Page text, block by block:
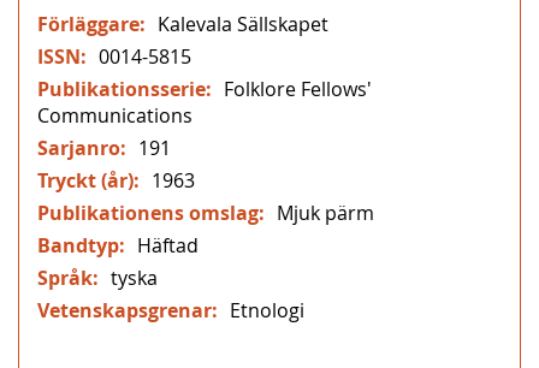
Mer
information
Kalevala Sällskapet
0014-5815
Folklore Fellows'
Communications
191
1963
Mjuk pärm
Häftad
tyska
Etnologi